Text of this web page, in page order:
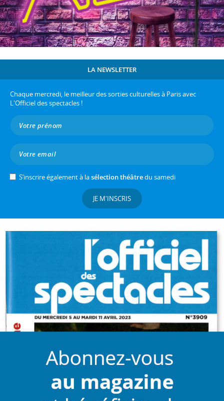
LA NEWSLETTER
Chaque mercredi, le meilleur des sorties culturelles à Paris avec
L'Officiel des spectacles !
S’inscrire également à lasélection théâtredu samedi
JE M'INSCRIS